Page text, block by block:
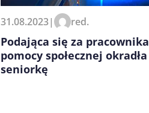
31.08.2023| red.
Podająca się za pracownika
pomocy społecznej okradła
seniorkę